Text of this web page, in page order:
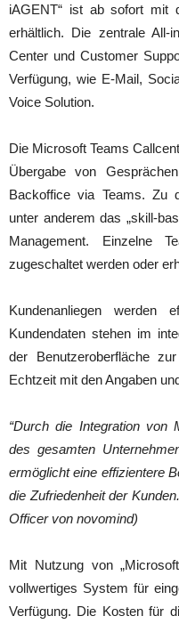
iAGENT“ ist ab sofort mit
erhältlich. Die zentrale
Center und Customer
Verfügung, wie E-Mail,
Voice Solution.
Die Microsoft Teams
Übergabe von
Backoffice via Teams. Zu
unter anderem das „skill-
Management. Einzelne
zugeschaltet werden oder
Kundenanliegen werden
Kundendaten stehen im
der Benutzeroberfläche
Echtzeit mit den Angaben
“Durch die Integration von
des gesamten
ermöglicht eine effizientere
die Zufriedenheit der
Officer von novomind)
Mit Nutzung von
vollwertiges System für
Verfügung. Die Kosten für